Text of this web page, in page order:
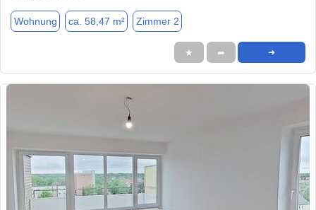
Wohnung ca. 58,47 m² Zimmer 2
★ ➦ ➜